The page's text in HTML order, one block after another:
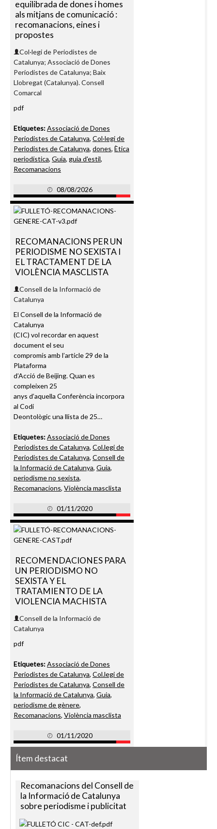
equilibrada de dones i homes
als mitjans de comunicació :
recomanacions, eines i
propostes
Col·legi de Periodistes de
Catalunya; Associació de Dones
Periodistes de Catalunya; Baix
Llobregat (Catalunya). Consell
Comarcal
pdf
Etiquetes:Associació de Dones
Periodistes de Catalunya, Col·legi de
Periodistes de Catalunya, dones, Ètica
periodística, Guia, guia d'estil,
Recomanacions
08/08/2026
RECOMANACIONS PER UN
PERIODISME NO SEXISTA I
EL TRACTAMENT DE LA
VIOLÈNCIA MASCLISTA
Consell de la Informació de
Catalunya
El Consell de la Informació de
Catalunya
(CIC) vol recordar en aquest
document el seu
compromís amb l’article 29 de la
Plataforma
d’Acció de Beijing. Quan es
compleixen 25
anys d’aquella Conferència incorpora
al Codi
Deontològic una llista de 25…
Etiquetes:Associació de Dones
Periodistes de Catalunya, Col.legi de
Periodistes de Catalunya, Consell de
la Informació de Catalunya, Guia,
periodisme no sexista,
Recomanacions, Violència masclista
01/11/2020
RECOMENDACIONES PARA
UN PERIODISMO NO
SEXISTA Y EL
TRATAMIENTO DE LA
VIOLENCIA MACHISTA
Consell de la Informació de
Catalunya
pdf
Etiquetes:Associació de Dones
Periodistes de Catalunya, Col.legi de
Periodistes de Catalunya, Consell de
la Informació de Catalunya, Guia,
periodisme de gènere,
Recomanacions, Violència masclista
01/11/2020
Ítem destacat
Recomanacions del Consell de
la Informació de Catalunya
sobre periodisme i publicitat